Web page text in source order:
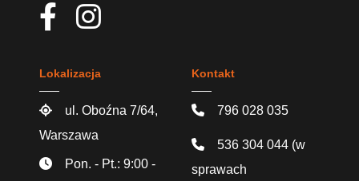
Lokalizacja
ul. Oboźna 7/64,
Warszawa
Pon. - Pt.: 9:00 -
Kontakt
796 028 035
536 304 044 (w
sprawach